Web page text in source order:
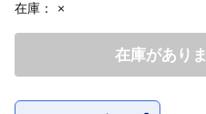
在庫： ×
在庫があり